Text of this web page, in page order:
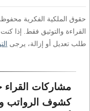
حقوق الملكية الفكرية
القراءة والتوثيق فقط. إذا
طلب تعديل أو إزالة، يرجى
مشاركات
كشوف الرواتب